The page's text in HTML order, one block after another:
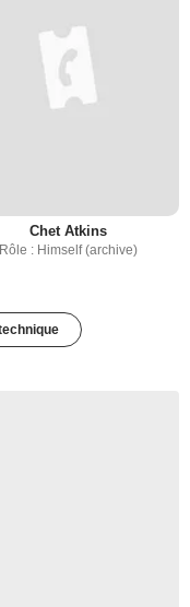
Chet Atkins
Rôle : Himself (archive)